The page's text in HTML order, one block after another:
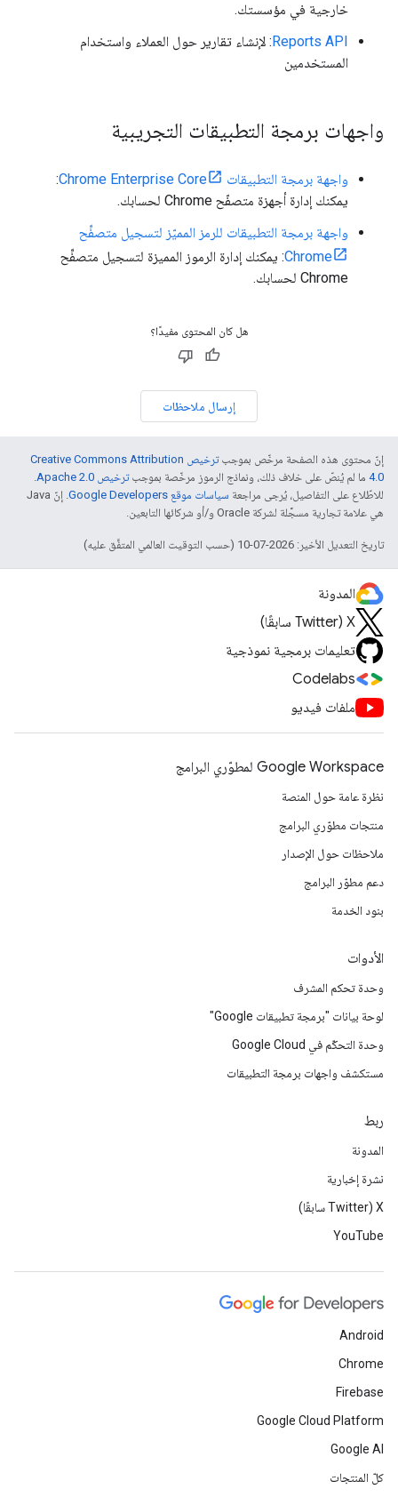
خارجية في مؤسستك.
Reports API: لإنشاء تقارير حول العملاء واستخدام
المستخدمين
واجهات برمجة التطبيقات التجريبية
واجهة برمجة التطبيقات Chrome Enterprise Core
:
يمكنك إدارة أجهزة متصفّح Chrome لحسابك.
واجهة برمجة التطبيقات للرمز المميّز لتسجيل متصفِّح
Chrome: يمكنك إدارة الرموز المميزة لتسجيل متصفِّح
Chrome لحسابك.
هل كان المحتوى مفيدًا؟
إرسال ملاحظات
إنّ محتوى هذه الصفحة مرخّص بموجب
ترخيص Creative Commons Attribution
4.0‏ ما لم يُنصّ على خلاف ذلك، ونماذج الرموز مرخّصة بموجبترخيص Apache 2.0‏
.
للاطّلاع على التفاصيل، يُرجى مراجعة سياسات موقع Google Developers‏
. إنّ Java
هي علامة تجارية مسجَّلة لشركة Oracle و/أو شركائها التابعين.
تاريخ التعديل الأخير: 2026-07-10 (حسب التوقيت العالمي المتفَّق عليه)
المدونة
‫X ‏(Twitter سابقًا)
تعليمات برمجية نموذجية
Codelabs
ملفات فيديو
Google Workspace لمطوّري البرامج
نظرة عامة حول المنصة
منتجات مطوّري البرامج
ملاحظات حول الإصدار
دعم مطوّر البرامج
بنود الخدمة
الأدوات
وحدة تحكم المشرف
لوحة بيانات "برمجة تطبيقات Google"
وحدة التحكّم في Google Cloud
مستكشف واجهات برمجة التطبيقات
ربط
المدونة
نشرة إخبارية
‫X ‏(Twitter سابقًا)
YouTube
Android
Chrome
Firebase
Google Cloud Platform
Google AI
كلّ المنتجات